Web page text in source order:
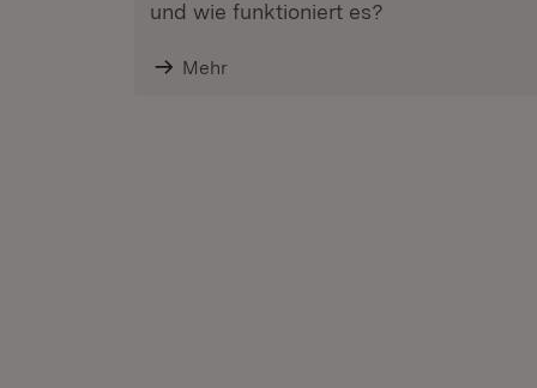
und wie funktioniert es?
Mehr